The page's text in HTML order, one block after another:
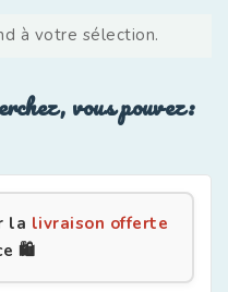
à votre sélection.
vous pouvez:
la livraison offerte
🛍️